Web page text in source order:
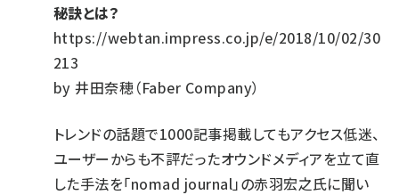
秘訣とは？
https://webtan.impress.co.jp/e/2018/10/02/30
213
by井田奈穂（Faber Company）
トレンドの話題で1000記事掲載してもアクセス低迷、
ユーザーからも不評だったオウンドメディアを立て直
した手法を「nomad journal」の赤羽宏之氏に聞い